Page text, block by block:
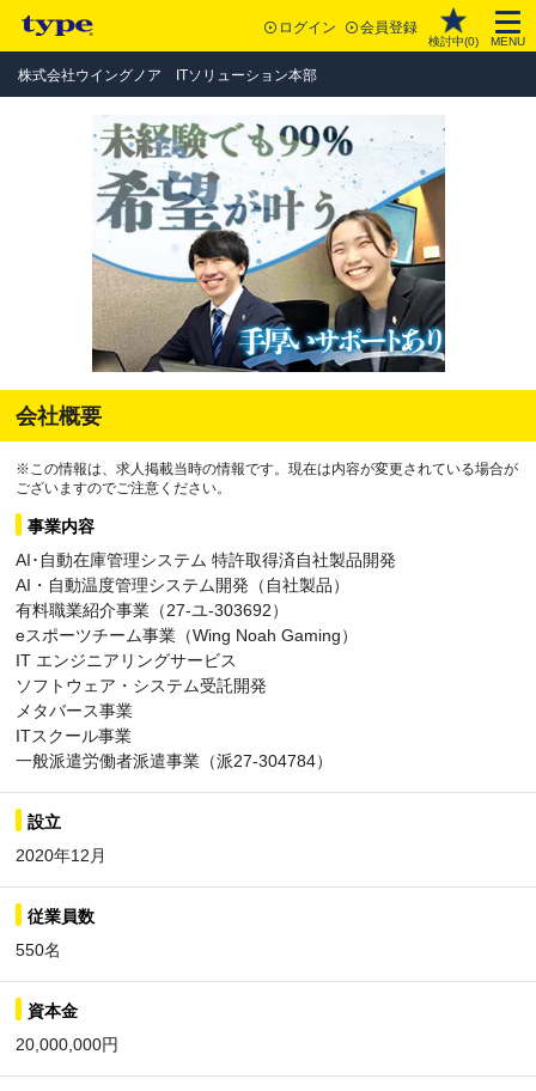
ログイン 会員登録
検討中(0) MENU
株式会社ウイングノア ITソリューション本部
会社概要
※この情報は、求人掲載当時の情報です。現在は内容が変更されている場合が
ございますのでご注意ください。
事業内容
AI･自動在庫管理システム 特許取得済自社製品開発
AI・自動温度管理システム開発（自社製品）
有料職業紹介事業（27-ユ-303692）
eスポーツチーム事業（Wing Noah Gaming）
IT エンジニアリングサービス
ソフトウェア・システム受託開発
メタバース事業
ITスクール事業
一般派遣労働者派遣事業（派27-304784）
設立
2020年12月
従業員数
550名
資本金
20,000,000円